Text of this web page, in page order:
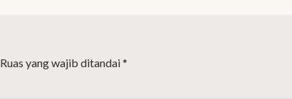
Ruas yang wajib ditandai*